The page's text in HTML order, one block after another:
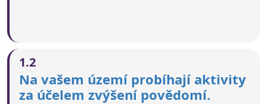
1.2
Na vašem území probíhají aktivity
za účelem zvýšení povědomí.